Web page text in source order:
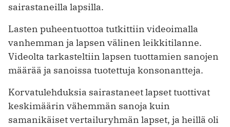
sairastaneilla lapsilla.
Lasten puheentuottoa tutkittiin videoimalla
vanhemman ja lapsen välinen leikkitilanne.
Videolta tarkasteltiin lapsen tuottamien sanojen
määrää ja sanoissa tuotettuja konsonantteja.
Korvatulehduksia sairastaneet lapset tuottivat
keskimäärin vähemmän sanoja kuin
samanikäiset vertailuryhmän lapset, ja heillä oli